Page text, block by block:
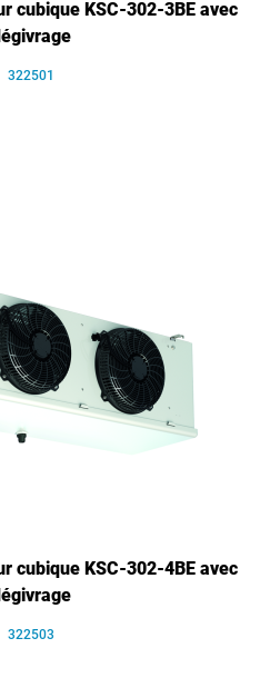
cubique KSC-302-3BE avec
322501
cubique KSC-302-4BE avec
322503